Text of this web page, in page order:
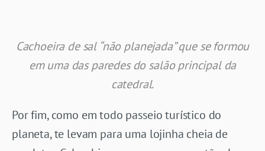
Cachoeira de sal “não planejada” que se formou
em uma das paredes do salão principal da
catedral.
Por fim, como em todo passeio turístico do
planeta, te levam para uma lojinha cheia de